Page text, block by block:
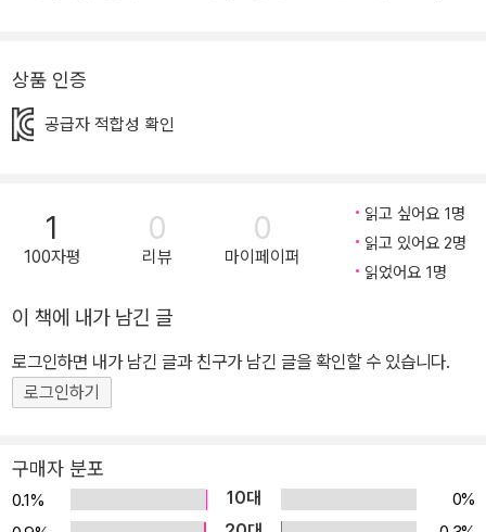
따라갈 수 있으니 걱정하지 마세요. 2. 매일매일 꾸준히 학습하세요.
대신 꾸준한 습관으로 문해력을 키워요. 3. 여러 영역을 동시에 학습
습하면 종합적인 문해력 학습이 더 쉬워집니다. EBS 문해력 시리즈
는 함께 학습하면 더 큰 학습 효과를 얻을 수 있습니다. EBS와 함께
상품 인증
공급자 적합성 확인
1
100자평
0
리뷰
0
마이페이퍼
읽고 싶어요 1명
읽고 있어요 2명
읽었어요 1명
이 책에 내가 남긴 글
로그인하면 내가 남긴 글과 친구가 남긴 글을 확인할 수 있습니다.
로그인하기
구매자 분포
0.1% 10대
0%